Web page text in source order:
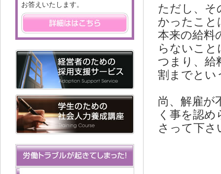
お答えいたします。
ただし、そ
かったこと
本来の給料
らないこ
つまり、給
割までとい
尚、解雇が
く事を認
さって下さ